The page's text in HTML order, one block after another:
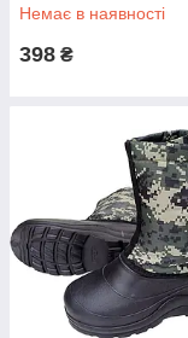
Немає в наявності
398 ₴